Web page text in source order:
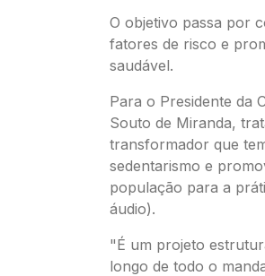
O objetivo passa por
fatores de risco e
saudável.
Para o Presidente da
Souto de Miranda,
transformador que
sedentarismo e
população para a
áudio).
"É um projeto
longo de todo o